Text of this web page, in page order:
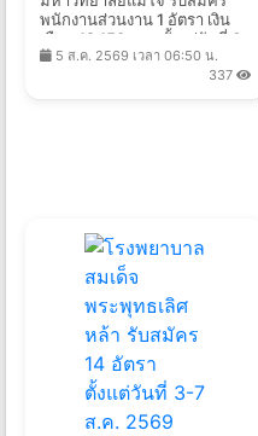
พนักงานส่วนงาน 1 อัตรา เงิน
เดือน 18,150 บาท ตั้งแต่วันที่ 6
- 21 ส.ค. 2569
5 ส.ค. 2569 เวลา 06:50 น.
337